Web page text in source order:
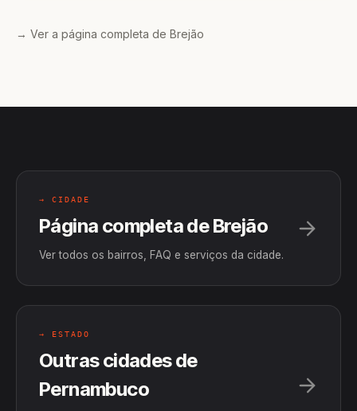
→ Ver a página completa de Brejão
→ CIDADE
Página completa de Brejão
Ver todos os bairros, FAQ e serviços da cidade.
→ ESTADO
Outras cidades de
Pernambuco